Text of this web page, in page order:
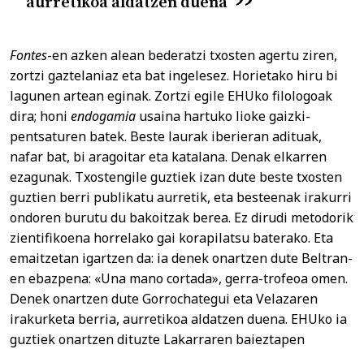
Fontes-en azken alean bederatzi txosten agertu ziren,
zortzi gaztelaniaz eta bat ingelesez. Horietako hiru bi
lagunen artean eginak. Zortzi egile EHUko filologoak
dira; honi endogamia usaina hartuko lioke gaizki-
pentsaturen batek. Beste laurak iberieran adituak,
nafar bat, bi aragoitar eta katalana. Denak elkarren
ezagunak. Txostengile guztiek izan dute beste txosten
guztien berri publikatu aurretik, eta besteenak irakurri
ondoren burutu du bakoitzak berea. Ez dirudi metodorik
zientifikoena horrelako gai korapilatsu baterako. Eta
emaitzetan igartzen da: ia denek onartzen dute Beltran-
en ebazpena: «Una mano cortada», gerra-trofeoa omen.
Denek onartzen dute Gorrochategui eta Velazaren
irakurketa berria, aurretikoa aldatzen duena. EHUko ia
guztiek onartzen dituzte Lakarraren baieztapen